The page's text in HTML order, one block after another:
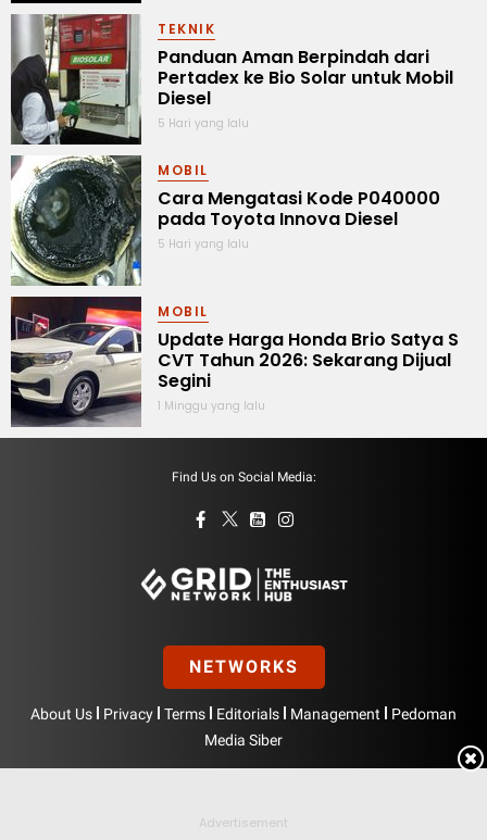
TEKNIK
Panduan Aman Berpindah dari
Pertadex ke Bio Solar untuk Mobil
Diesel
5 Hari yang lalu
MOBIL
Cara Mengatasi Kode P040000
pada Toyota Innova Diesel
5 Hari yang lalu
MOBIL
Update Harga Honda Brio Satya S
CVT Tahun 2026: Sekarang Dijual
Segini
1 Minggu yang lalu
Find Us on Social Media:
NETWORKS
About Us Privacy Terms Editorials Management
Pedoman
Media Siber